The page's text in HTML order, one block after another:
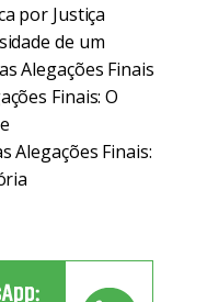
por Justiça
de um
Alegações Finais
Finais: O
Alegações Finais: